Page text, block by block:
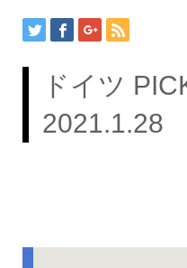
ドイツ
2021.1.28